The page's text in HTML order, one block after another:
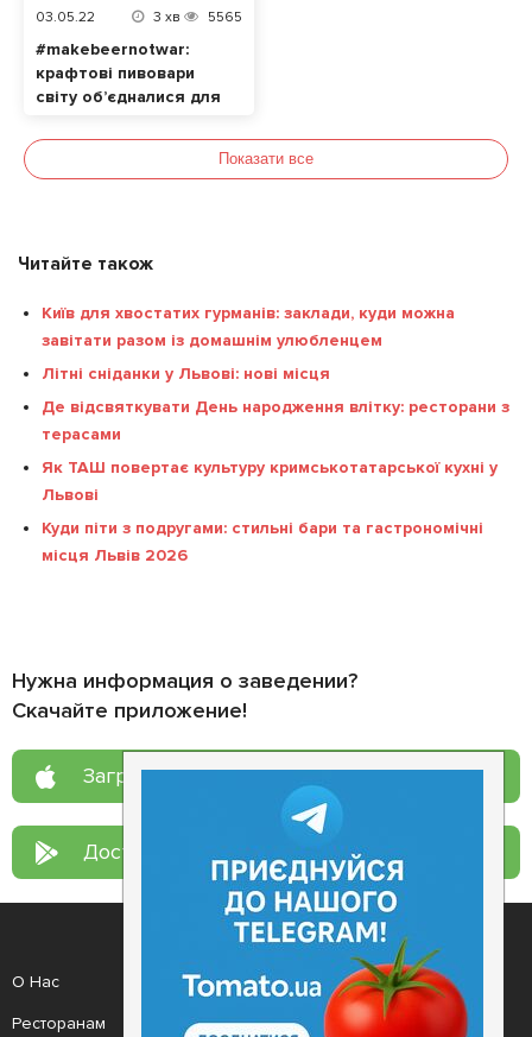
03.05.22 3 хв 5565
#makebeernotwar:
крафтові пивовари
світу об’єдналися для
Показати все
Читайте також
Київ для хвостатих гурманів: заклади, куди можна
завітати разом із домашнім улюбленцем
Літні сніданки у Львові: нові місця
Де відсвяткувати День народження влітку: ресторани з
терасами
Як ТАШ повертає культуру кримськотатарської кухні у
Львові
Куди піти з подругами: стильні бари та гастрономічні
місця Львів 2026
Нужна информация о заведении?
Скачайте приложение!
Загрузите в App Store
Доступно в Google Play
О Нас
Ресторанам
Рецепт дня
Новости